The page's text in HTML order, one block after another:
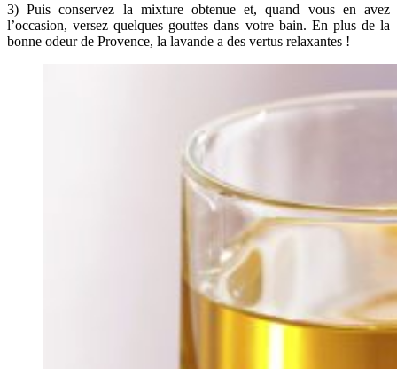
3) Puis conservez la mixture obtenue et, quand vous en avez
l’occasion, versez quelques gouttes dans votre bain. En plus de la
bonne odeur de Provence, la lavande a des vertus relaxantes !